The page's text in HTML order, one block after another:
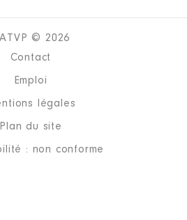
© 2026
Contact
Emploi
légales
Plan du site
: non conforme